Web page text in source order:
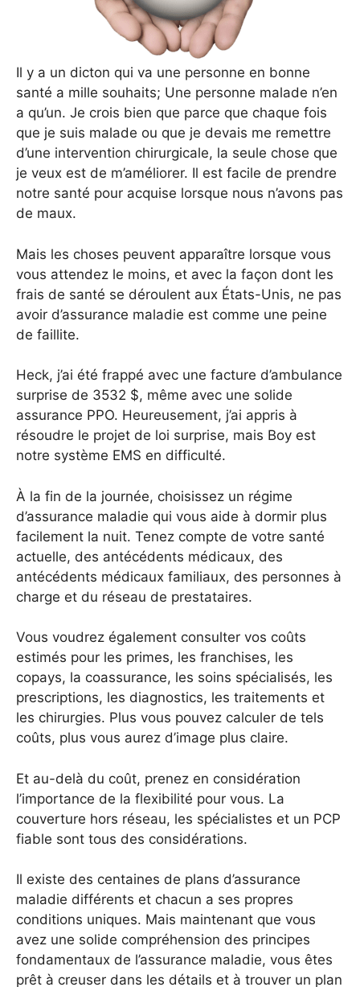
Il y a un dicton qui va une personne en bonne
santé a mille souhaits; Une personne malade n’en
a qu’un. Je crois bien que parce que chaque fois
que je suis malade ou que je devais me remettre
d’une intervention chirurgicale, la seule chose que
je veux est de m’améliorer. Il est facile de prendre
notre santé pour acquise lorsque nous n’avons pas
de maux.
Mais les choses peuvent apparaître lorsque vous
vous attendez le moins, et avec la façon dont les
frais de santé se déroulent aux États-Unis, ne pas
avoir d’assurance maladie est comme une peine
de faillite.
Heck, j’ai été frappé avec une facture d’ambulance
surprise de 3532 $, même avec une solide
assurance PPO. Heureusement, j’ai appris à
résoudre le projet de loi surprise, mais Boy est
notre système EMS en difficulté.
À la fin de la journée, choisissez un régime
d’assurance maladie qui vous aide à dormir plus
facilement la nuit. Tenez compte de votre santé
actuelle, des antécédents médicaux, des
antécédents médicaux familiaux, des personnes à
charge et du réseau de prestataires.
Vous voudrez également consulter vos coûts
estimés pour les primes, les franchises, les
copays, la coassurance, les soins spécialisés, les
prescriptions, les diagnostics, les traitements et
les chirurgies. Plus vous pouvez calculer de tels
coûts, plus vous aurez d’image plus claire.
Et au-delà du coût, prenez en considération
l’importance de la flexibilité pour vous. La
couverture hors réseau, les spécialistes et un PCP
fiable sont tous des considérations.
Il existe des centaines de plans d’assurance
maladie différents et chacun a ses propres
conditions uniques. Mais maintenant que vous
avez une solide compréhension des principes
fondamentaux de l’assurance maladie, vous êtes
prêt à creuser dans les détails et à trouver un plan